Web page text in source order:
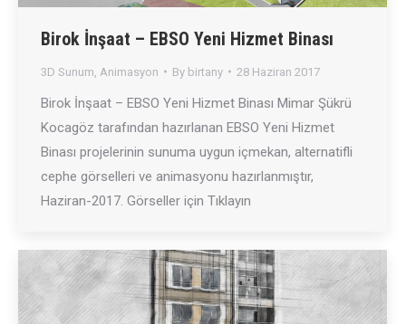
Birok İnşaat – EBSO Yeni Hizmet Binası
3D Sunum Animasyon By birtany 28 Haziran 2017
Birok İnşaat – EBSO Yeni Hizmet Binası Mimar Şükrü
Kocagöz tarafından hazırlanan EBSO Yeni Hizmet
Binası projelerinin sunuma uygun içmekan, alternatifli
cephe görselleri ve animasyonu hazırlanmıştır,
Haziran-2017. Görseller için Tıklayın